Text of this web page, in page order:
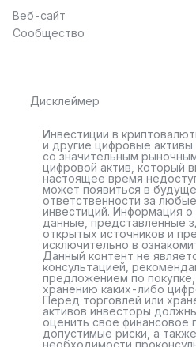
Веб-сайт
Сообщество
Дисклеймер
Инвестиции в
и другие цифровые
со значительным
цифровой актив, который
настоящее время
может появиться в
ответственности за
инвестиций. Информация о
данные, представленные
открытых источников и
исключительно в
Данный контент не
консультацией,
предложением по
хранению каких-либо
Перед торговлей или
активов инвесторы
оценить свое финансовое
допустимые риски, а
необходимости